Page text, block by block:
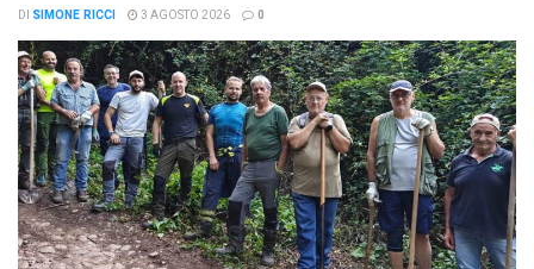
DI SIMONE RICCI 3 AGOSTO 2026 0